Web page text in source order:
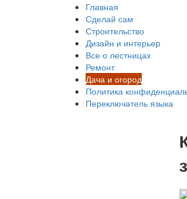
Главная
Сделай сам
Строительство
Дизайн и интерьер
Все о лестницах
Ремонт
Дача и огород
Политика
Переключатель языка